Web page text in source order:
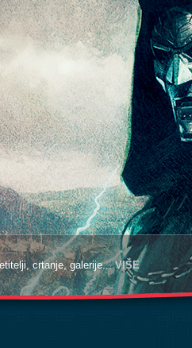
crtanje, galerije...VIŠE
crtanje, galerije...VIŠE